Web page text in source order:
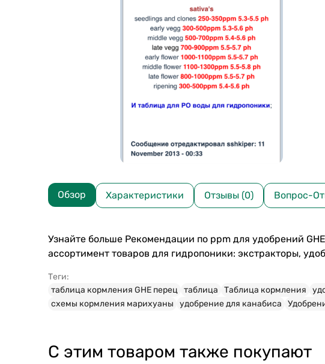
Обзор Характеристики Отзывы (0) Вопрос-
Узнайте больше Рекомендации по ppm для удобрений
ассортимент товаров для гидропоники: экстракторы,
Теги:
таблица кормления GHE перец таблица Таблица кормления
схемы кормления марихуаны
удобрение для канабиса
С этим товаром также покупают